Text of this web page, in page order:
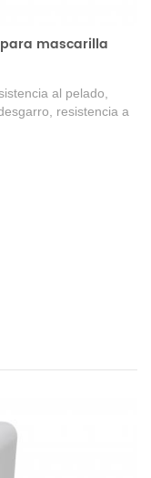
mascarilla
al pelado,
resistencia a
de caucho, papel,